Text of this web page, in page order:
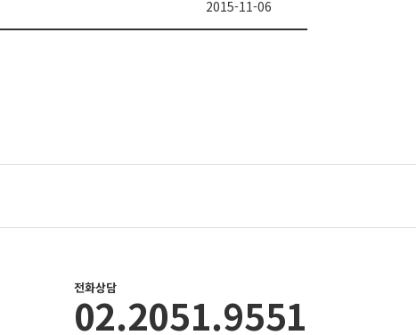
2015-11-06
전화상담
02.2051.9551